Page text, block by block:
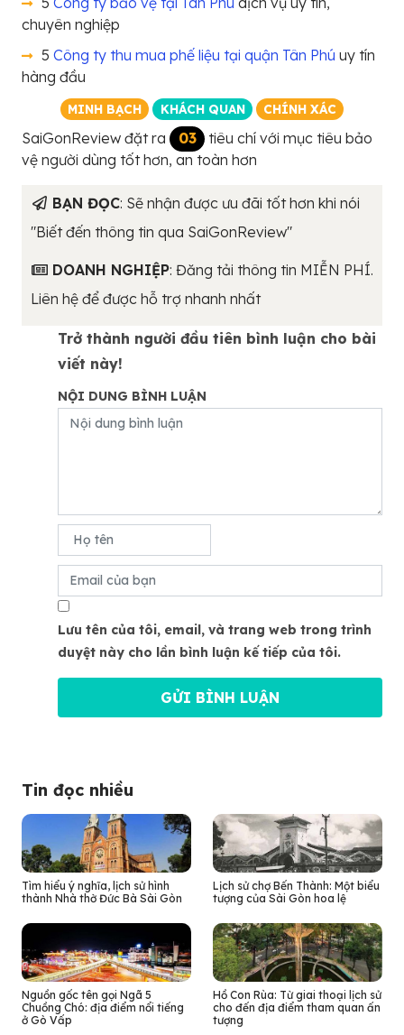
chuyên nghiệp
5 Công ty thu mua phế liệu tại quận Tân Phú uy tín
hàng đầu
MINH BẠCH KHÁCH QUAN CHÍNH XÁC
SaiGonReview đặt ra 03
tiêu chí với mục tiêu bảo
vệ người dùng tốt hơn, an toàn hơn
BẠN ĐỌC: Sẽ nhận được ưu đãi tốt hơn khi nói
"Biết đến thông tin qua SaiGonReview"
DOANH NGHIỆP: Đăng tải thông tin MIỄN PHÍ.
Liên hệ để được hỗ trợ nhanh nhất
Trở thành người đầu tiên bình luận cho bài
viết này!
NỘI DUNG BÌNH LUẬN
Lưu tên của tôi, email, và trang web trong trình
duyệt này cho lần bình luận kế tiếp của tôi.
Tin đọc nhiều
Tìm hiểu ý nghĩa, lịch sử hình
thành Nhà thờ Đức Bà Sài Gòn
Lịch sử chợ Bến Thành: Một biểu
tượng của Sài Gòn hoa lệ
Nguồn gốc tên gọi Ngã 5
Chuồng Chó: địa điểm nổi tiếng
ở Gò Vấp
Hồ Con Rùa: Từ giai thoại lịch sử
cho đến địa điểm tham quan ấn
tượng